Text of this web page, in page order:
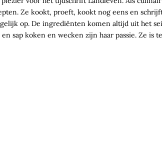
Ze kookt, proeft, kookt nog eens en
op. De ingrediënten komen altijd uit het
sap koken en wecken zijn haar passie. Ze is